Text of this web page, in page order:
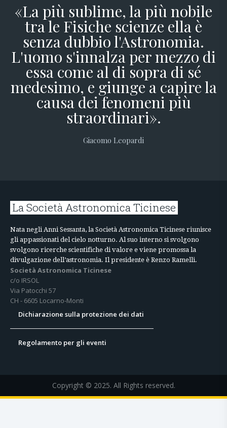
«La più sublime, la più nobile
tra le Fisiche scienze ella è
senza dubbio l'Astronomia.
L'uomo s'innalza per mezzo di
essa come al di sopra di sé
medesimo, e giunge a capire la
causa dei fenomeni più
straordinari».
Giacomo Leopardi
La Società Astronomica Ticinese
Nata negli Anni Sessanta, la Società Astronomica Ticinese riunisce
gli appassionati del cielo notturno. Al suo interno si svolgono
svolgono ricerche scientifiche di valore e viene promossa la
divulgazione dell’astronomia. Il presidente è Renzo Ramelli.
Società Astronomica Ticinese
c/o IRSOL
Via Patocchi 57
CH - 6605 Locarno-Monti
Dichiarazione sulla protezione dei dati
Regolamento per gli eventi
Copyright © 2025. All Rights reserved.